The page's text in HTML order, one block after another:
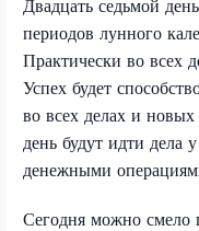
Двадцать седьмой
периодов лунного
Практически во всех
Успех будет
во всех делах и
день будут идти дела
денежными
Сегодня можно смело